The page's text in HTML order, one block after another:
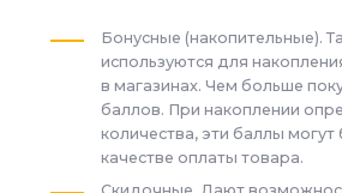
Бонусные (накопительные).
используются для
в магазинах. Чем больше
баллов. При накоплении
количества, эти баллы могут
качестве оплаты товара.